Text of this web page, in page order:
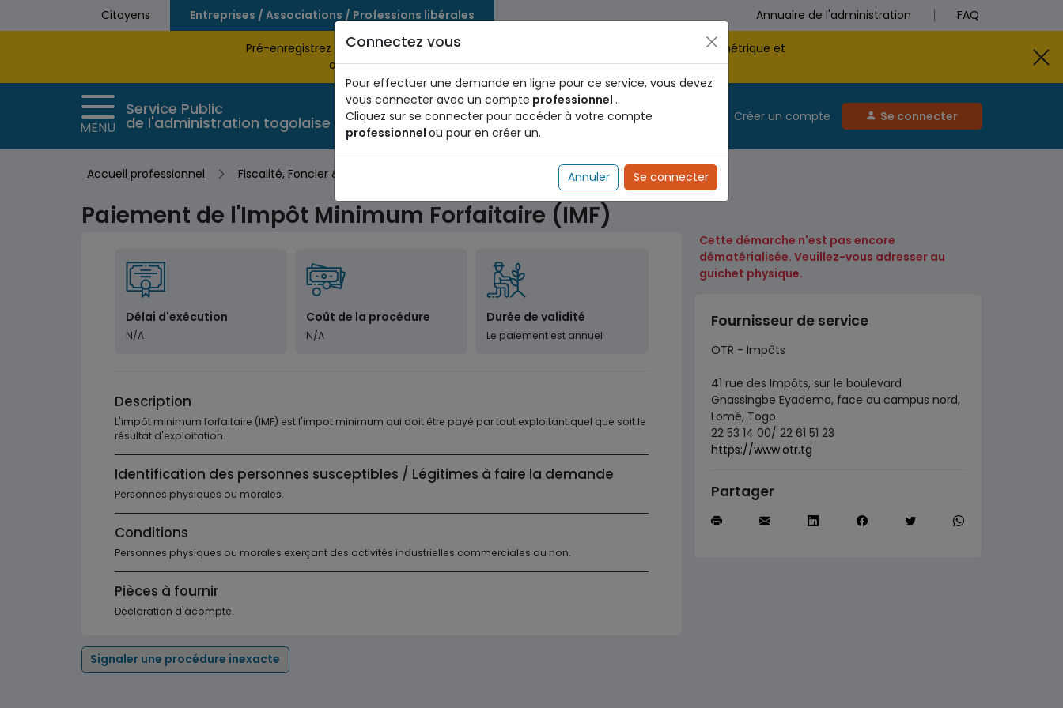
Aller au contenu principal
Citoyens Entreprises / Associations / Professions libérales Annuaire de l'administration FAQ
Pré-enregistrez vous dès maintenant pour le programme national d'identification biométrique et
obtenez votre Numéro d'Identification Unique (NIU) en cliquantICI.
MENU
Service Public
de l'administration togolaise Créer un compte Se connecter
Accueil professionnel Fiscalité, Foncier & Douanes Paiement de l'Impôt Minimum Forfaitaire (IMF)
Paiement de l'Impôt Minimum Forfaitaire (IMF)
Délai d'exécution
N/A
Coût de la procédure
N/A
Durée de validité
Le paiement est annuel
Description
L'impôt minimum forfaitaire (IMF) est l'impot minimum qui doit être payé par tout exploitant quel que soit le
résultat d'exploitation.
Identification des personnes susceptibles / Légitimes à faire la demande
Personnes physiques ou morales.
Conditions
Personnes physiques ou morales exerçant des activités industrielles commerciales ou non.
Pièces à fournir
Déclaration d'acompte.
Signaler une procédure inexacte
Cette démarche n'est pas encore
dématérialisée. Veuillez-vous adresser au
guichet physique.
Fournisseur de service
OTR - Impôts
41 rue des Impôts, sur le boulevard
Gnassingbe Eyadema, face au campus nord,
Lomé, Togo.
22 53 14 00/ 22 61 51 23
https://www.otr.tg
Partager
Connectez vous
Pour effectuer une demande en ligne pour ce service, vous devez
vous connecter avec un compte professionnel .
Cliquez sur se connecter pour accéder à votre compte
professionnel ou pour en créer un.
Annuler Se connecter